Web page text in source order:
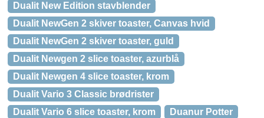
Dualit New Edition stavblender
Dualit NewGen 2 skiver toaster, Canvas hvid
Dualit NewGen 2 skiver toaster, guld
Dualit Newgen 2 slice toaster, azurblå
Dualit Newgen 4 slice toaster, krom
Dualit Vario 3 Classic brødrister
Dualit Vario 6 slice toaster, krom
Duanur Potter